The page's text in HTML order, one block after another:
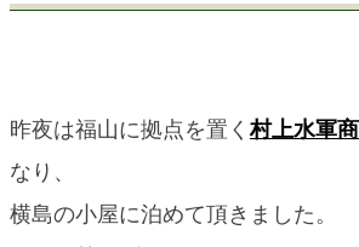
くまのバックパッカーズ
くまのエクスペリエンス
昨夜は福山に拠点を置く村上水軍
なり、
横島の小屋に泊めて頂きました。